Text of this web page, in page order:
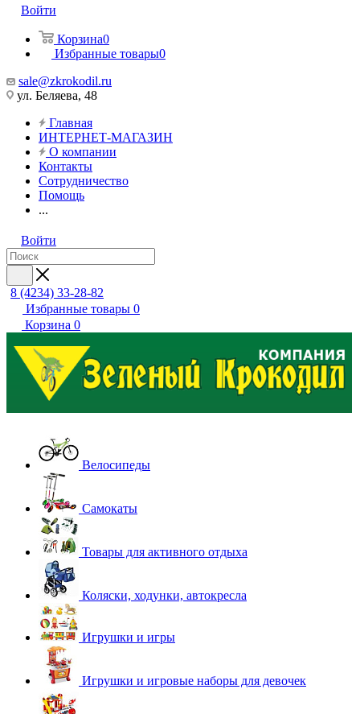
Войти
Корзина0
Избранные товары0
sale@zkrokodil.ru
ул. Беляева, 48
Главная
ИНТЕРНЕТ-МАГАЗИН
О компании
Контакты
Сотрудничество
Помощь
...
Войти
8 (4234) 33-28-82
Избранные товары 0
Корзина 0
Велосипеды
Самокаты
Товары для активного отдыха
Коляски, ходунки, автокресла
Игрушки и игры
Игрушки и игровые наборы для девочек